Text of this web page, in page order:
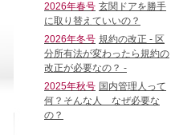
2026年春号 玄関ドアを勝手
に取り替えていいの？
2026年冬号 規約の改正 - 区
分所有法が変わったら規約の
改正が必要なの？ -
2025年秋号 国内管理人って
何？そんな人 なぜ必要な
の？